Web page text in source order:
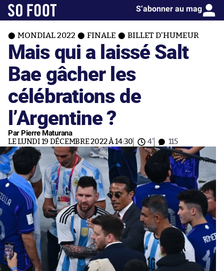
S’abonner au mag
MONDIAL 2022 FINALE BILLET D'HUMEUR
Mais qui a laissé Salt
Bae gâcher les
célébrations de
l’Argentine ?
Par Pierre Maturana
LE LUNDI 19 DÉCEMBRE 2022 À 14:30 4' 115